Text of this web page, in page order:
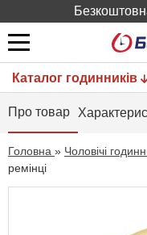
Каталог годинників
Про товар
Головна » Чоловічі
ремінці